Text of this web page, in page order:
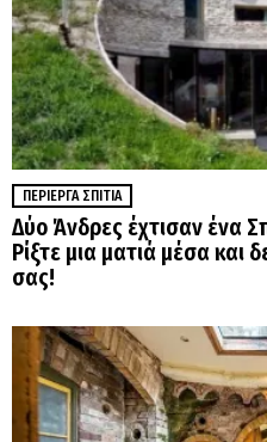
ΠΕΡΊΕΡΓΑ ΣΠΊΤΙΑ
Δύο Άνδρες έχτισαν ένα
Ρίξτε μια ματιά μέσα και
σας!